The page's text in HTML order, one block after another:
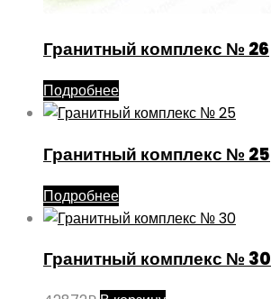
Гранитный комплекс № 26
Подробнее
Гранитный комплекс № 25
Подробнее
Гранитный комплекс № 30